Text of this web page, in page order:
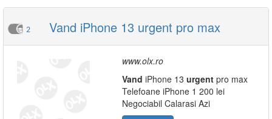
2 Vand iPhone 13 urgent pro max
www.olx.ro
Vand iPhone 13 urgent pro max
Telefoane iPhone 1 200 lei
Negociabil Calarasi Azi